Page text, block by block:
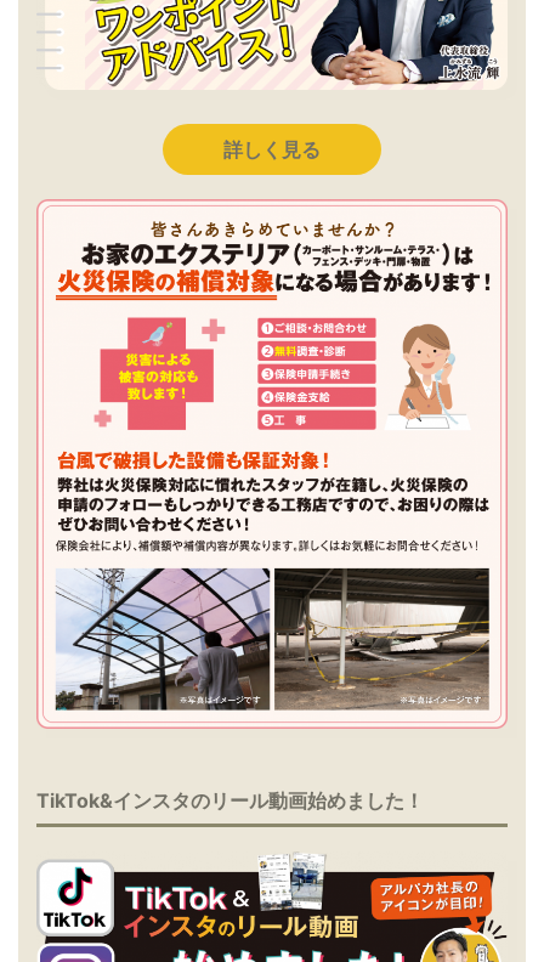
詳しく見る
TikTok&インスタのリール動画始めました！